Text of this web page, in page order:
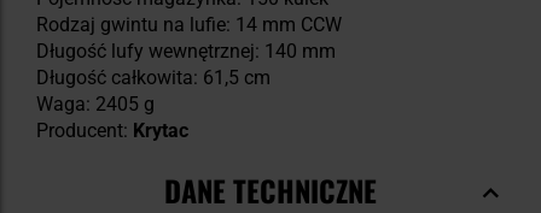
Rodzaj gwintu na lufie: 14 mm CCW
Długość lufy wewnętrznej: 140 mm
Długość całkowita: 61,5 cm
Waga: 2405 g
Producent: Krytac
DANE TECHNICZNE